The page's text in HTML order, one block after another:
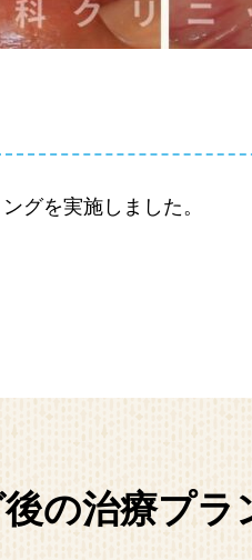
グを実施しました。
の治療プラ